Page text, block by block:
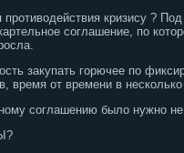
кризису ?
соглашение, по
закупать горючее по
время от времени в
соглашению было нужно